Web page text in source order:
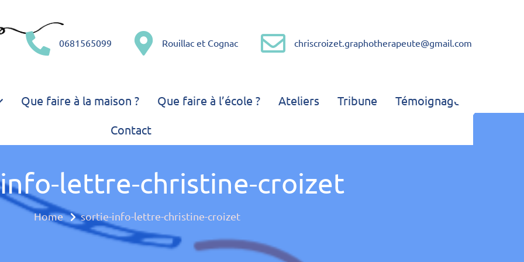
Comme une libellule – Graphothérapeute
0681565099 Rouillac et Cognac chriscroizet.graphotherapeute@gmail.com
Que faire à la maison ? Que faire à l’école ? Ateliers Tribune Témoignages
Contact
lettre-christine-croizet
Home sortie-info-lettre-christine-croizet